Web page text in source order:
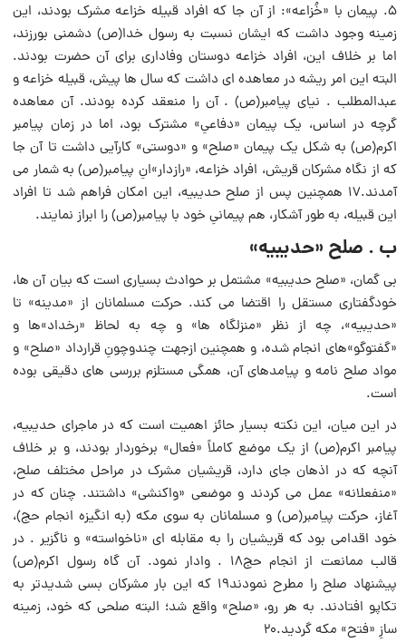
۵. پیمان با «خُزاعه»: از آن جا که افراد قبیله خزاعه مشرک بودند، این
زمینه وجود داشت که ایشان نسبت به رسول خدا(ص) دشمنى بورزند،
اما بر خلاف این، افراد خزاعه دوستان وفادارى براى آن حضرت بودند.
البته این امر ریشه در معاهده اى داشت که سال ها پیش، قبیله خزاعه و
عبدالمطلب . نیاى پیامبر(ص) . آن را منعقد کرده بودند. آن معاهده
گرچه در اساس، یک پیمان «دفاعىِ» مشترک بود، اما در زمان پیامبر
اکرم(ص) به شکل یک پیمان «صلح» و «دوستى» کارآیى داشت تا آن جا
که از نگاه مشرکان قریش، افراد خزاعه، «رازدار»انِ پیامبر(ص) به شمار مى
آمدند.۱۷ همچنین پس از صلح حدیبیه، این امکان فراهم شد تا افراد
این قبیله، به طور آشکار، هم پیمانىِ خود با پیامبر(ص) را ابراز نمایند.
ب . صلح «حدیبیه»
بى گمان، «صلح حدیبیه» مشتمل بر حوادث بسیارى است که بیان آن ها،
خودگفتارى مستقل را اقتضا مى کند. حرکت مسلمانان از «مدینه» تا
«حدیبیه»، چه از نظر «منزلگاه ها» و چه به لحاظ «رخداد»ها و
«گفتوگو»هاى انجام شده، و همچنین ازجهت چندوچونِ قرارداد «صلح» و
مواد صلح نامه و پیامدهاى آن، همگى مستلزم بررسى هاى دقیقى بوده
است.
در این میان، این نکته بسیار حائز اهمیت است که در ماجراى حدیبیه،
پیامبر اکرم(ص) از یک موضع کاملاً «فعال» برخوردار بودند، و بر خلاف
آنچه که در اذهان جاى دارد، قریشیان مشرک در مراحل مختلف صلح،
«منفعلانه» عمل مى کردند و موضعى «واکنشى» داشتند. چنان که در
آغاز، حرکت پیامبر(ص) و مسلمانان به سوى مکه (به انگیزه انجام حج)،
خود اقدامى بود که قریشیان را به مقابله اى «ناخواسته» و ناگزیر . در
قالب ممانعت از انجام حج۱۸ . وادار نمود. آن گاه رسول اکرم(ص)
پیشنهاد صلح را مطرح نمودند۱۹ که این بار مشرکان بسى شدیدتر به
تکاپو افتادند. به هر رو، «صلح» واقع شد؛ البته صلحى که خود، زمینه
سازِ «فتح» مکه گردید.۲۰